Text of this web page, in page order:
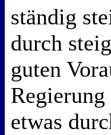
ständig
durch
guten
etwas